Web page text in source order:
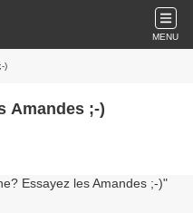
MENU
)
Amandes ;-)